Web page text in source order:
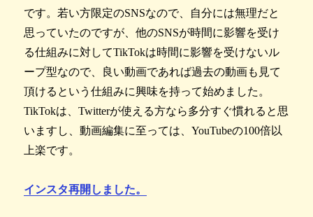
です。若い方限定のSNSなので、自分には無理だと
思っていたのですが、他のSNSが時間に影響を受け
る仕組みに対してTikTokは時間に影響を受けないル
ープ型なので、良い動画であれば過去の動画も見て
頂けるという仕組みに興味を持って始めました。
TikTokは、Twitterが使える方なら多分すぐ慣れると思
いますし、動画編集に至っては、YouTubeの100倍以
上楽です。
インスタ再開しました。